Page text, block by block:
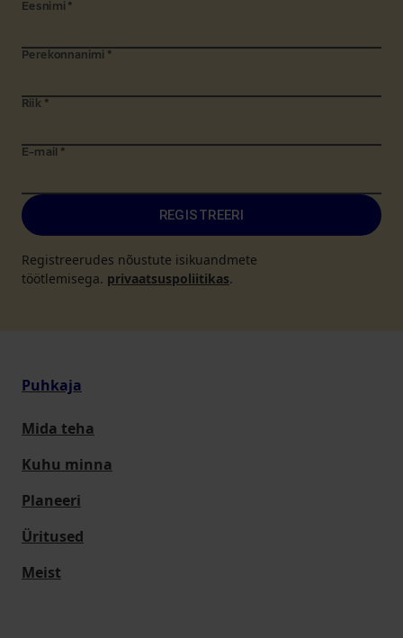
Eesnimi *
Perekonnanimi *
Riik *
E-mail *
REGISTREERI
Registreerudes nõustute isikuandmete
töötlemisega. privaatsuspoliitikas.
Puhkaja
Mida teha
Kuhu minna
Planeeri
Üritused
Meist